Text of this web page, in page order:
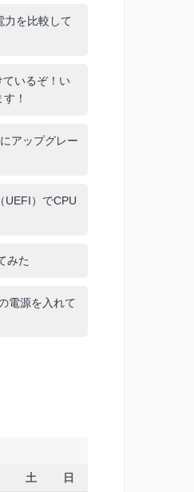
力を比較して
いるぞ！い
！
アップグレー
UEFI）でCPU
みた
電源を入れて
土 日